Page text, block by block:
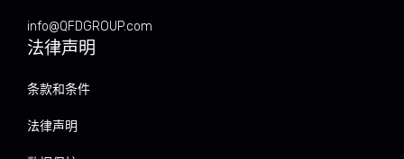
info@QFDGROUP.com
法律声明
条款和条件
法律声明